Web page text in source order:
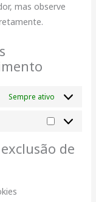
mas observe
Sempre ativo
de